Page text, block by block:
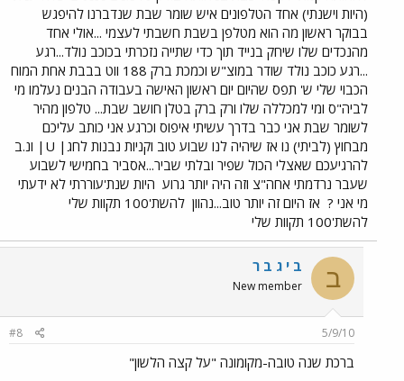
(היות וישנתי) אחד הטלפונים איש שומר שבת שנדברנו להיפגש
בבוקר ראשון מה הוא מטלפן בשבת חשבתי לעצמי ...אולי אחד
מהנכדים שלו שיחק בנייד תוך כדי שתייה נזכרתי בכוכב נולד...רגע
...רגע כוכב נולד שודר במוצ"ש וכמכת ברק 188 ווט בבבת אחת המוח
הכבוי שלי ש' תפס שהיום יום ראשון האישה בעבודה הבנים נעלמו מי
לביה"ס ומי למכללה שלו ורק ברק בטלן חושב שבת... טלפון מהיר
לשומר שבת אני כבר בדרך עשיתי איפוס וכרגע אני כותב עליכם
מבחוץ (לביתי) נו אז שיהיה לנו שבוע טוב וקניות נבנות לחג| U| ונ.ב
להרגיעכם שאצלי הכול שפיר ובלתי שביר...אסביר בחמישי לשבוע
שעבר נרדמתי אחה"צ וזה היה יותר גרוע היות שנת'עוררתי לא ידעתי
מי אני ? אז היום זה יותר טוב...נהוון
להשת'100 תקוות שלי
להשת'100 תקוות שלי
ב ב י ג ב ר
New member
5/9/10
#8
ברכת שנה טובה-מקומונה "על קצה הלשון"